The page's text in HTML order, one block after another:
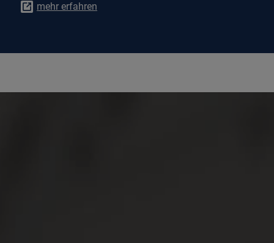
mehr erfahren